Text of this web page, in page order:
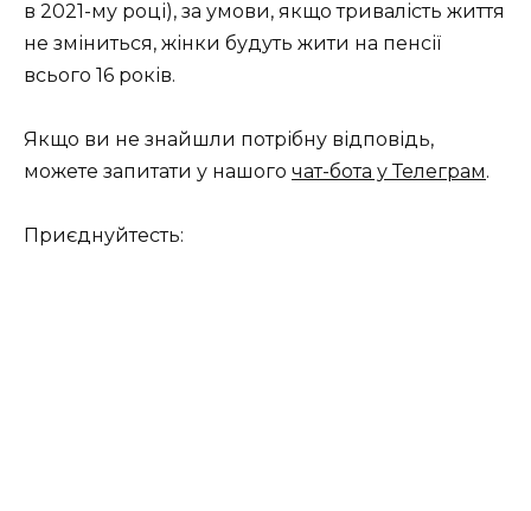
в 2021-му році), за умови, якщо тривалість життя
не зміниться, жінки будуть жити на пенсії
всього 16 років.
Якщо ви не знайшли потрібну відповідь,
можете запитати у нашого чат-бота у Телеграм.
Приєднуйтесть: